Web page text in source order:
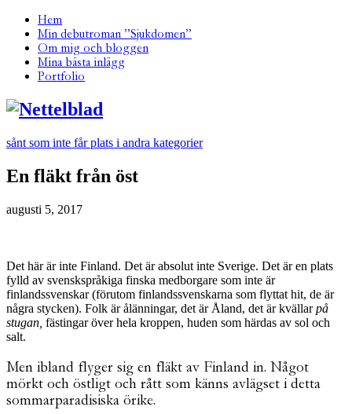
Hem
Min debutroman ”Sjukdomen”
Om mig och bloggen
Mina bästa inlägg
Portfolio
sånt som inte får plats i andra kategorier
En fläkt från öst
augusti 5, 2017
Det här är inte Finland. Det är absolut inte Sverige. Det är en plats
fylld av svenskspråkiga finska medborgare som inte är
finlandssvenskar (förutom finlandssvenskarna som flyttat hit, de är
några stycken). Folk är ålänningar, det är Åland, det är kvällarpå
stugan, fästingar över hela kroppen, huden som härdas av sol och
salt.
Men ibland flyger sig en fläkt av Finland in. Något
mörkt och östligt och rått som känns avlägset i detta
sommarparadisiska örike.